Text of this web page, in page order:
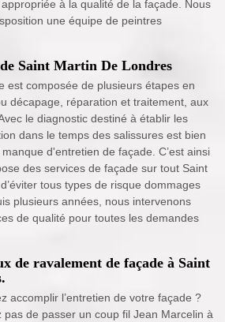
à la qualité de la façade. Nous
une équipe de peintres
Saint Martin De Londres
est composée de plusieurs étapes en
décapage, réparation et traitement, aux
le diagnostic destiné à établir les
dans le temps des salissures est bien
d'entretien de façade. C’est ainsi
des services de façade sur tout Saint
tous types de risque dommages
plusieurs années, nous intervenons
de qualité pour toutes les demandes
de ravalement de façade à Saint
accomplir l’entretien de votre façade ?
pas de passer un coup fil Jean Marcelin à